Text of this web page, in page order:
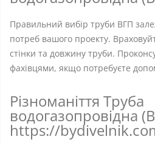
Правильний вибір труби ВГП
потреб вашого проекту.
стінки та довжину труби.
фахівцями, якщо потребуєте
Різноманіття Труба
водогазопровідна
https://